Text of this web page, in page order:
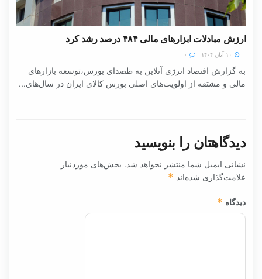
ارزش مبادلات ابزارهای مالی ۴۸۴ درصد رشد کرد
به گزارش اقتصاد انرژی آنلاین به ظصدای بورس،توسعه بازارهای
مالی و مشتقه از اولویت‌های اصلی بورس کالای ایران در سال‌های...
دیدگاهتان را بنویسید
نشانی ایمیل شما منتشر نخواهد شد. بخش‌های موردنیاز
علامت‌گذاری شده‌اند *
دیدگاه *